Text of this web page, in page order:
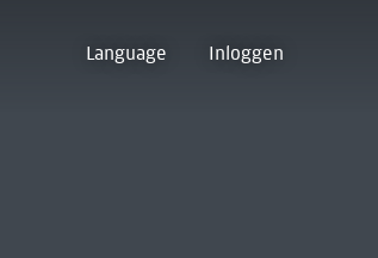
Language Inloggen